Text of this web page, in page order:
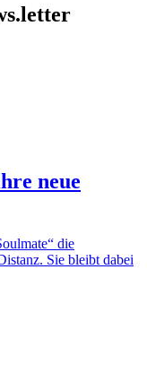
neue
die
Sie bleibt dabei